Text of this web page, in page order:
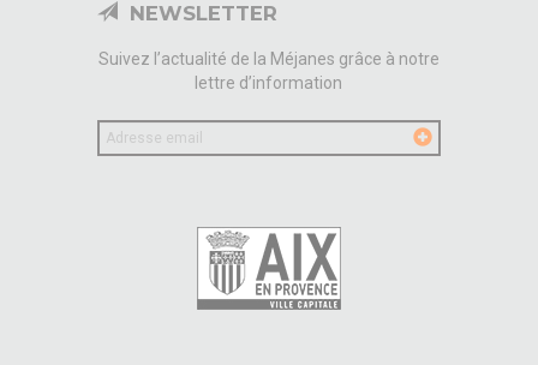
NEWSLETTER
Suivez l’actualité de la Méjanes grâce à notre
lettre d’information
email